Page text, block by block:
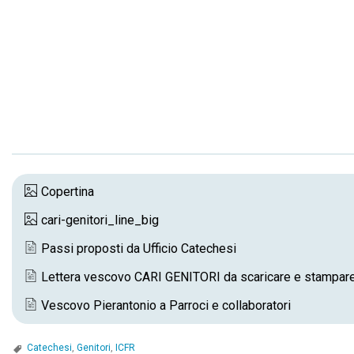
Copertina
cari-genitori_line_big
Passi proposti da Ufficio Catechesi
Lettera vescovo CARI GENITORI da scaricare e
Vescovo Pierantonio a Parroci e collaboratori
Catechesi, Genitori, ICFR